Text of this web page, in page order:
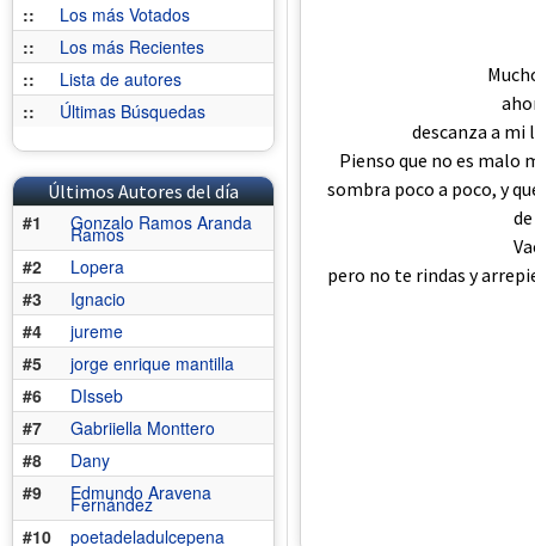
::
Los más Votados
::
Los más Recientes
::
Lista de autores
::
Últimas Búsquedas
Últimos Autores del día
#1
Gonzalo Ramos Aranda
Ramos
#2
Lopera
#3
Ignacio
#4
jureme
#5
jorge enrique mantilla
#6
DIsseb
#7
Gabriiella Monttero
#8
Dany
#9
Edmundo Aravena
Fernández
#10
poetadeladulcepena
descanza a
Pienso que no es malo
sombra poco a poco, y
pero no te rindas y